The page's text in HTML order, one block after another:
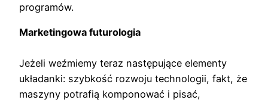
programów.
Marketingowa futurologia
Jeżeli weźmiemy teraz następujące elementy
układanki: szybkość rozwoju technologii, fakt, że
maszyny potrafią komponować i pisać,